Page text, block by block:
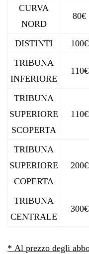
CURVA
NORD
80€
DISTINTI 100€
TRIBUNA
INFERIORE
110€
TRIBUNA
SUPERIORE
SCOPERTA
110€
TRIBUNA
SUPERIORE
COPERTA
200€
TRIBUNA
CENTRALE
300€
* Al prezzo degli